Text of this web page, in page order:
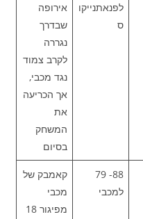
לפנאתנייקו
ס
אירופה
שבדרך
נגררה
לקרב צמוד
נגד מכבי,
אך הכריעה
את
המשחק
בסיום
88- 79
למכבי
קאמבק של
מכבי
מפיגור 18